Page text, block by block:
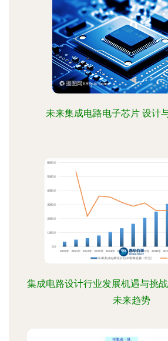
未来集成电路电子芯片 设计
集成电路设计行业发展机遇与挑
未来趋势